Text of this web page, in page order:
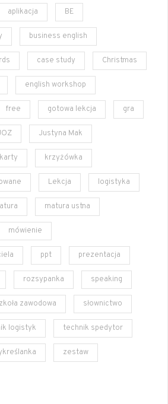
aplikacja BE
business english
case study Christmas
english workshop
free gotowa lekcja gra
Justyna Mak
karty krzyżówka
Lekcja logistyka
matura ustna
mówienie
ppt prezentacja
rozsypanka speaking
zawodowa słownictwo
logistyk technik spedytor
zestaw